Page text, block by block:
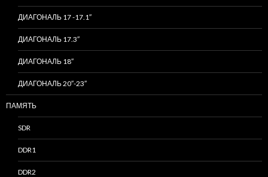
ДИАГОНАЛЬ 17 -17.1″
ДИАГОНАЛЬ 17.3″
ДИАГОНАЛЬ 18″
ДИАГОНАЛЬ 20″-23″
ПАМЯТЬ
SDR
DDR1
DDR2